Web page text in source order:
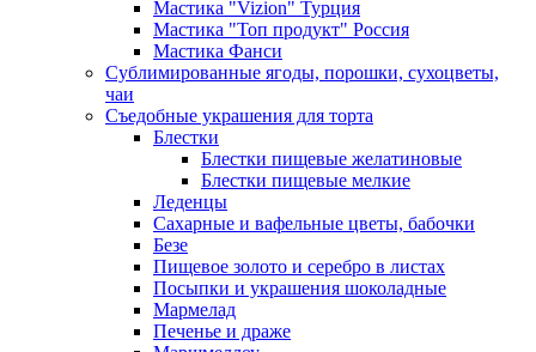
Мастика "Vizion" Турция
Мастика "Топ продукт" Россия
Мастика Фанси
Сублимированные ягоды, порошки, сухоцветы,
чаи
Съедобные украшения для торта
Блестки
Блестки пищевые желатиновые
Блестки пищевые мелкие
Леденцы
Сахарные и вафельные цветы, бабочки
Безе
Пищевое золото и серебро в листах
Посыпки и украшения шоколадные
Мармелад
Печенье и драже